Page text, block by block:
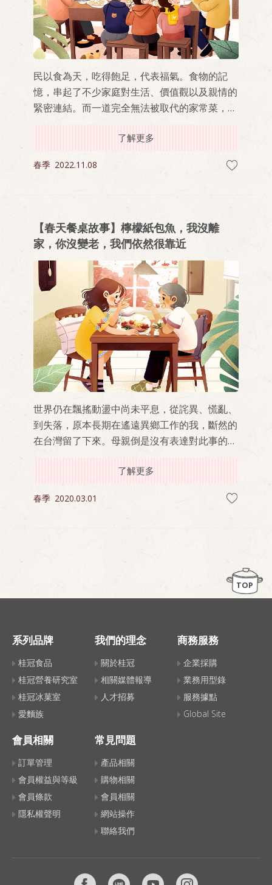
民以食為天，吃得飽足，代表福氣。食物的記
憶，串起了不少家庭對生活、價值觀以及親情的
緊密連結。而一道完全無法被取代的家常菜，通
常會讓人吮指回味，並會在不同階段有不同的做
法及人生況味，代代相傳。
了解更多
春季 2022.11.08
【春天餐桌故事】檸檬紙包魚，我沒離
家，你沒變老，我們依然很靠近
世界仍在飄搖動盪中尚未平息，從詫異、慌亂、
到失落，原本長期在遙遠異鄉工作的我，斷然的
在台灣留了下來。母親倒是沒有表達對此事的意
見。返鄉後，生活就在共居中的柴米油鹽中展
了解更多
春季 2020.03.01
TOP
系列品牌
桂冠食品
桂冠營養研究室
桂冠冰菓室
愛麵族
我們的理念
關於桂冠
相關媒體報導
人才招募
商務服務
企業採購
業務用型錄
服務據點
Global Site
會員相關
訂單管理
會員權益與等級
會員條款
隱私權聲明
常見問題
產品相關
購物相關
會員相關
網站操作
聯絡我們